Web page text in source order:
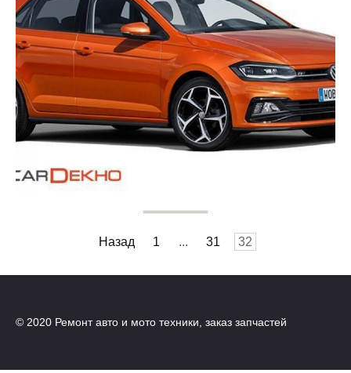
записям
Назад 1 ... 31 32
© 2020 Ремонт авто и мото техники, заказ запчастей